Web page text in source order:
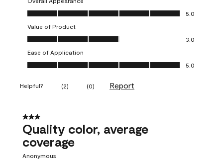
Overall Appearance, 5.0 out of 5
5.0
Value of Product
Value of Product, 3.0 out of 5
3.0
Ease of Application
Ease of Application, 5.0 out of 5
5.0
Helpful? (2) (0) Report
3 out of 5 stars.
Quality color, average
coverage
Anonymous